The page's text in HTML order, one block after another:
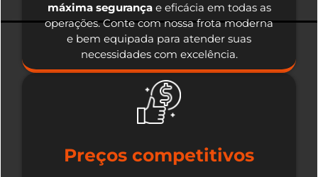
máxima segurançae eficácia em todas as
operações. Conte com nossa frota moderna
e bem equipada para atender suas
necessidades com excelência.
Preços competitivos